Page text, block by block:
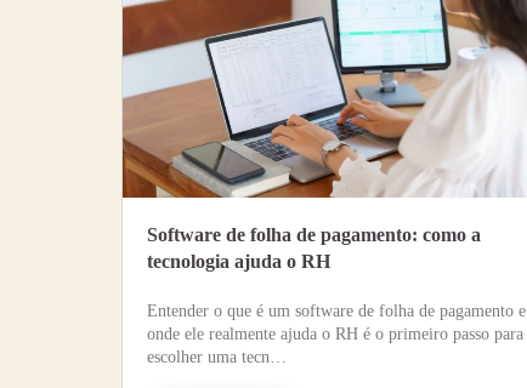
Software de folha de pagamento: como a
tecnologia ajuda o RH
Entender o que é um software de folha de pagamento e
onde ele realmente ajuda o RH é o primeiro passo para
escolher uma tecn…